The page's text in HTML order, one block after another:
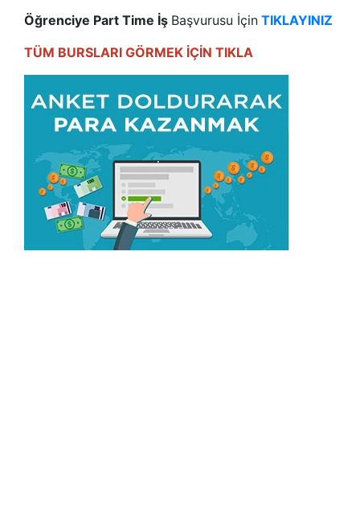
Öğrenciye Part Time İş Başvurusu İçin TIKLAYINIZ
TÜM BURSLARI GÖRMEK İÇİN TIKLA